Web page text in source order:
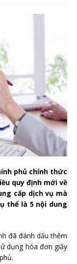
phủ chính thức
quy định mới về
cấp dịch vụ mà
thể là 5 nội dung
đã đánh dấu thêm
dụng hóa đơn giấy